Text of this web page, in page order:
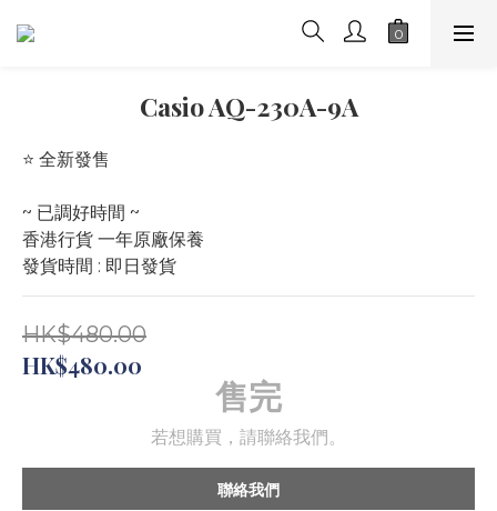
Casio AQ-230A-9A
⭐️ 全新發售
~ 已調好時間 ~
香港行貨 一年原廠保養
發貨時間 : 即日發貨
HK$480.00
HK$480.00
售完
若想購買，請聯絡我們。
聯絡我們